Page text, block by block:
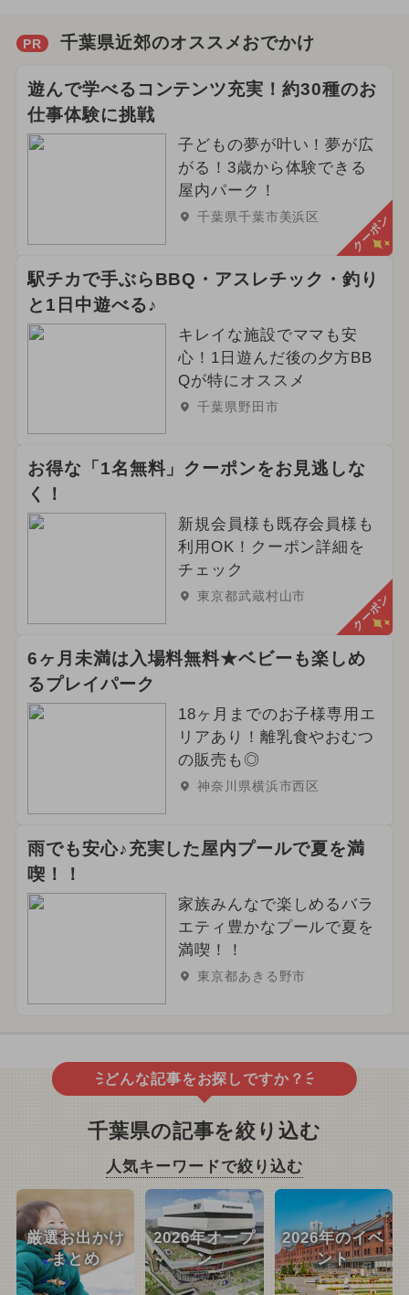
PR 千葉県近郊のオススメおでかけ
遊んで学べるコンテンツ充実！約30種のお
仕事体験に挑戦
子どもの夢が叶い！夢が広
がる！3歳から体験できる
屋内パーク！
千葉県千葉市美浜区 クーポン
駅チカで手ぶらBBQ・アスレチック・釣り
と1日中遊べる♪
キレイな施設でママも安
心！1日遊んだ後の夕方BB
Qが特にオススメ
千葉県野田市
お得な「1名無料」クーポンをお見逃しな
く！
新規会員様も既存会員様も
利用OK！クーポン詳細を
チェック
東京都武蔵村山市 クーポン
6ヶ月未満は入場料無料★ベビーも楽しめ
るプレイパーク
18ヶ月までのお子様専用エ
リアあり！離乳食やおむつ
の販売も◎
神奈川県横浜市西区
雨でも安心♪充実した屋内プールで夏を満
喫！！
家族みんなで楽しめるバラ
エティ豊かなプールで夏を
満喫！！
東京都あきる野市
どんな記事をお探しですか？
千葉県の記事を絞り込む
人気キーワードで絞り込む
厳選お出かけ
まとめ
2026年オープ
ン
2026年のイベ
ント